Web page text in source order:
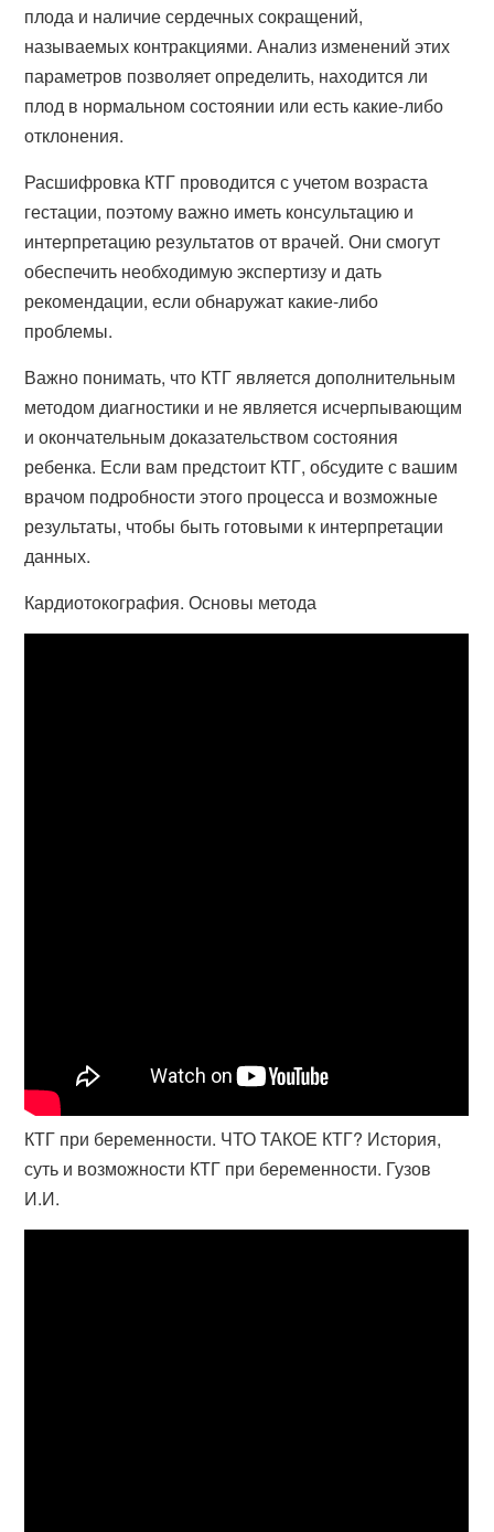
плода и наличие сердечных сокращений,
называемых контракциями. Анализ изменений этих
параметров позволяет определить, находится ли
плод в нормальном состоянии или есть какие-либо
отклонения.
Расшифровка КТГ проводится с учетом возраста
гестации, поэтому важно иметь консультацию и
интерпретацию результатов от врачей. Они смогут
обеспечить необходимую экспертизу и дать
рекомендации, если обнаружат какие-либо
проблемы.
Важно понимать, что КТГ является дополнительным
методом диагностики и не является исчерпывающим
и окончательным доказательством состояния
ребенка. Если вам предстоит КТГ, обсудите с вашим
врачом подробности этого процесса и возможные
результаты, чтобы быть готовыми к интерпретации
данных.
Кардиотокография. Основы метода
КТГ при беременности. ЧТО ТАКОЕ КТГ? История,
суть и возможности КТГ при беременности. Гузов
И.И.